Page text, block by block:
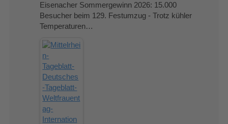
Eisenacher Sommergewinn 2026: 15.000
Besucher beim 129. Festumzug - Trotz kühler
Temperaturen…